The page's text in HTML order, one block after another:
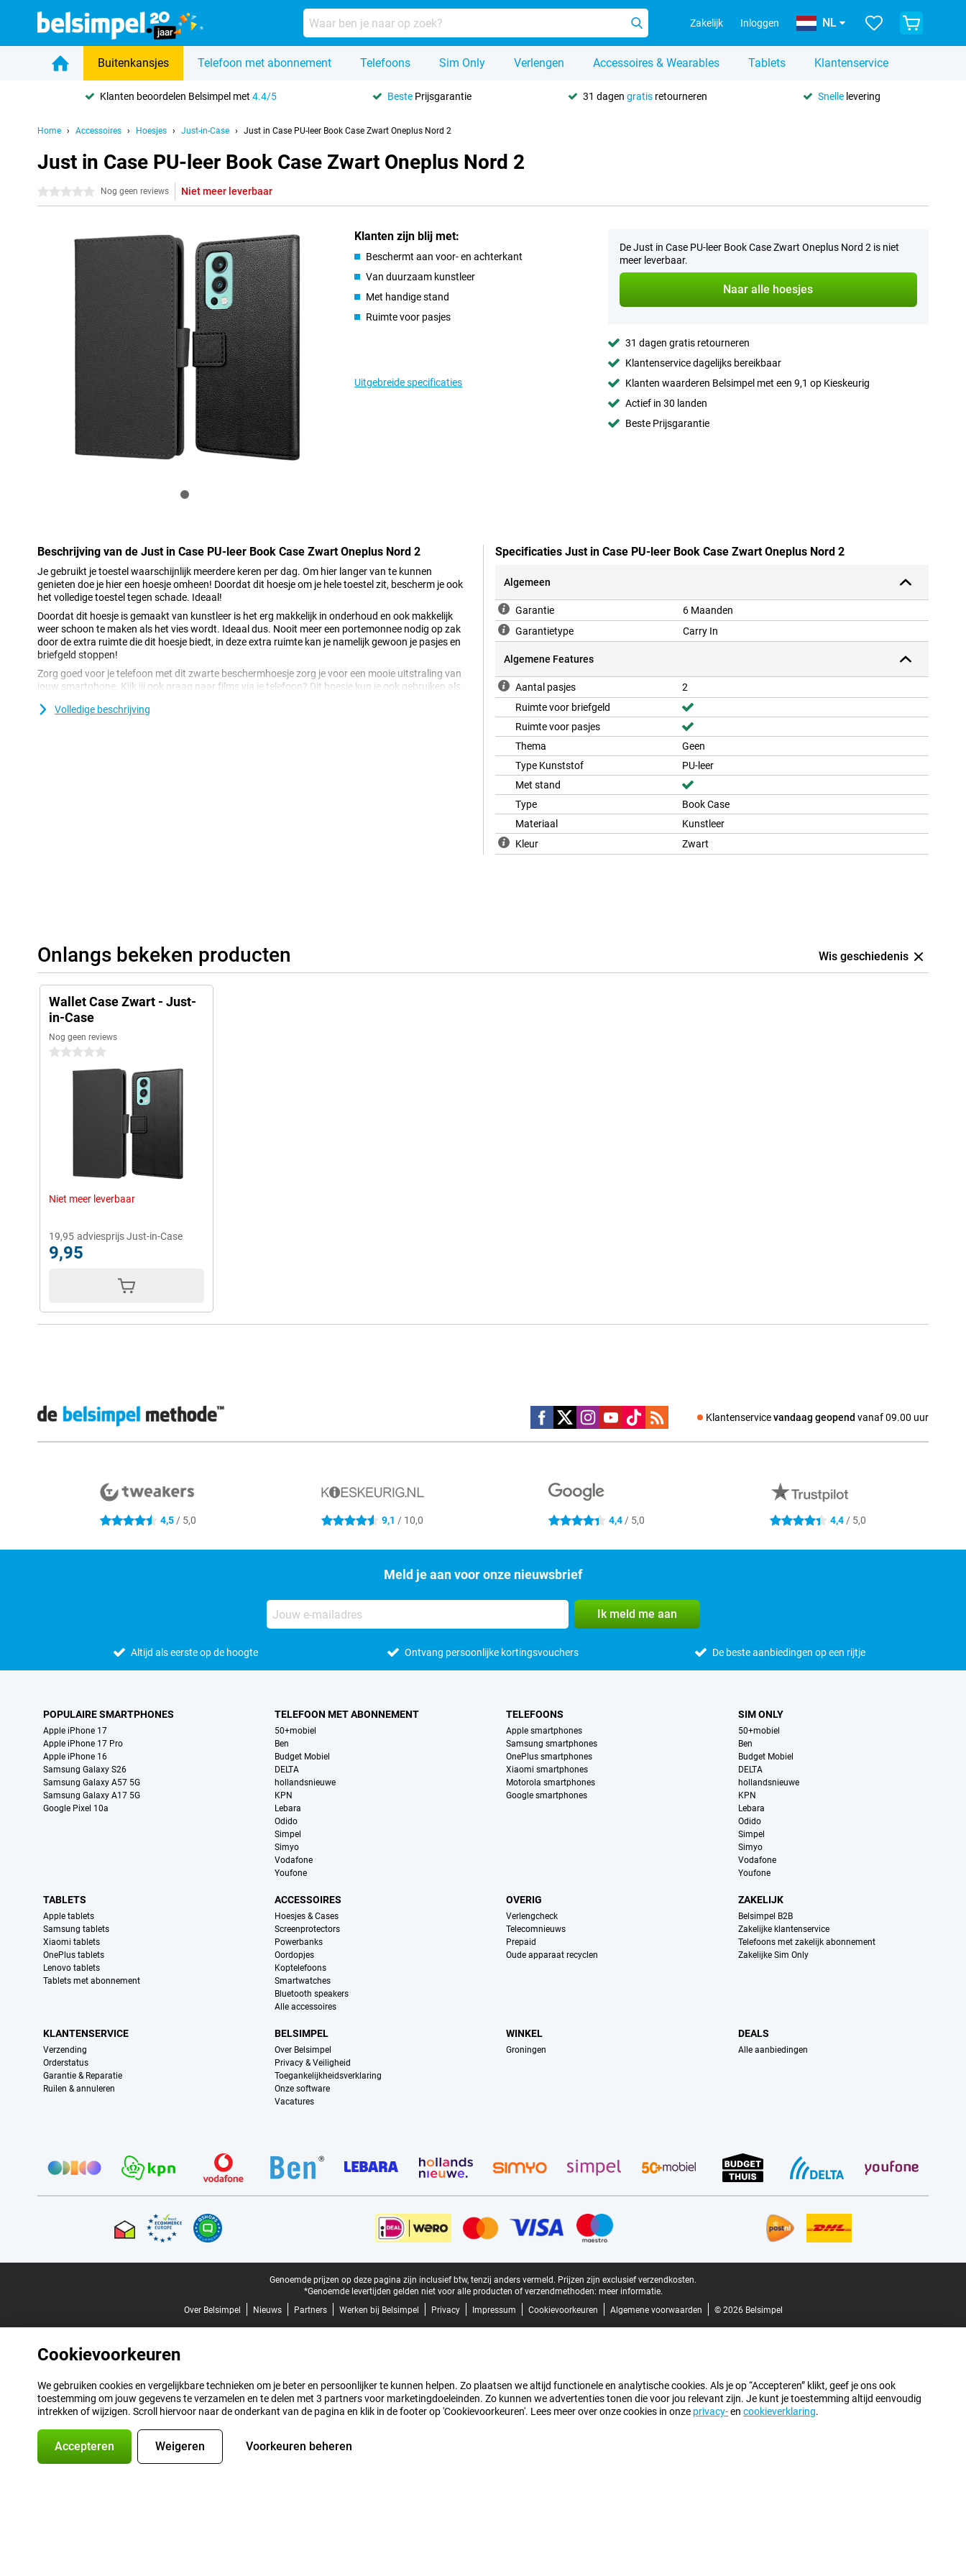
Zakelijk Inloggen NL
Buitenkansjes Telefoon met abonnement Telefoons Sim Only Verlengen Accessoires & Wearables Tablets Klantenservice
Klanten beoordelen Belsimpel met4.4/5 Beste Prijsgarantie 31 dagen gratisretourneren Snellelevering
Home Accessoires Hoesjes Just-in-Case Just in Case PU-leer Book Case Zwart Oneplus Nord 2
Just in Case PU-leer Book Case Zwart Oneplus Nord 2
0 sterren Nog geen reviews Niet meer leverbaar
Klanten zijn blij met:
Beschermt aan voor- en achterkant
Van duurzaam kunstleer
Met handige stand
Ruimte voor pasjes
Uitgebreide specificaties
De Just in Case PU-leer Book Case Zwart Oneplus Nord 2 is niet
meer leverbaar.
Naar alle hoesjes
31 dagen gratis retourneren
Klantenservice dagelijks bereikbaar
Klanten waarderen Belsimpel met een 9,1 op Kieskeurig
Actief in 30 landen
Beste Prijsgarantie
Beschrijving van de Just in Case PU-leer Book Case Zwart Oneplus Nord 2
Je gebruikt je toestel waarschijnlijk meerdere keren per dag. Om hier langer van te kunnen
genieten doe je hier een hoesje omheen! Doordat dit hoesje om je hele toestel zit, bescherm je ook
het volledige toestel tegen schade. Ideaal!
Doordat dit hoesje is gemaakt van kunstleer is het erg makkelijk in onderhoud en ook makkelijk
weer schoon te maken als het vies wordt. Ideaal dus. Nooit meer een portemonnee nodig op zak
door de extra ruimte die dit hoesje biedt, in deze extra ruimte kan je namelijk gewoon je pasjes en
briefgeld stoppen!
Zorg goed voor je telefoon met dit zwarte beschermhoesje zorg je voor een mooie uitstraling van
jouw smartphone. Kijk jij ook graag naar films via je telefoon? Dit hoesje kun je ook gebruiken als
handen vrij te houden.
Volledige beschrijving
Specificaties Just in Case PU-leer Book Case Zwart Oneplus Nord 2
Algemeen
Garantie
6 Maanden
Garantietype
Carry In
Algemene Features
Aantal pasjes
2
Ruimte voor briefgeld
Ruimte voor pasjes
Thema
Geen
Type Kunststof
PU-leer
Met stand
Type
Book Case
Materiaal
Kunstleer
Kleur
Zwart
Onlangs bekeken producten Wis geschiedenis
Wallet Case Zwart - Just-
in-Case
Nog geen reviews
0 sterren
Niet meer leverbaar
19,95 adviesprijs Just-in-Case
9,95
Klantenservicevandaag geopend vanaf 09.00 uur
Social media
4.5 sterren 4,5/ 5,0 4.6 sterren 9,1 / 10,0 4.4 sterren 4,4 / 5,0 4.4 sterren 4,4 / 5,0
Meld je aan voor onze nieuwsbrief
Ik meld me aan
Altijd als eerste op de hoogte Ontvang persoonlijke kortingsvouchers De beste aanbiedingen op een rijtje
POPULAIRE SMARTPHONES
Apple iPhone 17
Apple iPhone 17 Pro
Apple iPhone 16
Samsung Galaxy S26
Samsung Galaxy A57 5G
Samsung Galaxy A17 5G
Google Pixel 10a
TELEFOON MET ABONNEMENT
50+mobiel
Ben
Budget Mobiel
DELTA
hollandsnieuwe
KPN
Lebara
Odido
Simpel
Simyo
Vodafone
Youfone
TELEFOONS
Apple smartphones
Samsung smartphones
OnePlus smartphones
Xiaomi smartphones
Motorola smartphones
Google smartphones
SIM ONLY
50+mobiel
Ben
Budget Mobiel
DELTA
hollandsnieuwe
KPN
Lebara
Odido
Simpel
Simyo
Vodafone
Youfone
TABLETS
Apple tablets
Samsung tablets
Xiaomi tablets
OnePlus tablets
Lenovo tablets
Tablets met abonnement
ACCESSOIRES
Hoesjes & Cases
Screenprotectors
Powerbanks
Oordopjes
Koptelefoons
Smartwatches
Bluetooth speakers
Alle accessoires
OVERIG
Verlengcheck
Telecomnieuws
Prepaid
Oude apparaat recyclen
ZAKELIJK
Belsimpel B2B
Zakelijke klantenservice
Telefoons met zakelijk abonnement
Zakelijke Sim Only
KLANTENSERVICE
Verzending
Orderstatus
Garantie & Reparatie
Ruilen & annuleren
BELSIMPEL
Over Belsimpel
Privacy & Veiligheid
Toegankelijkheidsverklaring
Onze software
Vacatures
WINKEL
Groningen
DEALS
Alle aanbiedingen
Genoemde prijzen op deze pagina zijn inclusief btw, tenzij anders vermeld. Prijzen zijn exclusief verzendkosten.
*Genoemde levertijden gelden niet voor alle producten of verzendmethoden: meer informatie.
Over Belsimpel
Nieuws Partners Werken bij Belsimpel Privacy Impressum Cookievoorkeuren Algemene voorwaarden © 2026 Belsimpel
Cookievoorkeuren
We gebruiken cookies en vergelijkbare technieken om je beter en persoonlijker te kunnen helpen. Zo plaatsen we altijd functionele en analytische cookies. Als je op “Accepteren” klikt, geef je ons ook
toestemming om jouw gegevens te verzamelen en te delen met 3 partners voor marketingdoeleinden. Zo kunnen we advertenties tonen die voor jou relevant zijn. Je kunt je toestemming altijd eenvoudig
intrekken of wijzigen. Scroll hiervoor naar de onderkant van de pagina en klik in de footer op 'Cookievoorkeuren'. Lees meer over onze cookies in onze privacy-en cookieverklaring.
Accepteren Weigeren Voorkeuren beheren